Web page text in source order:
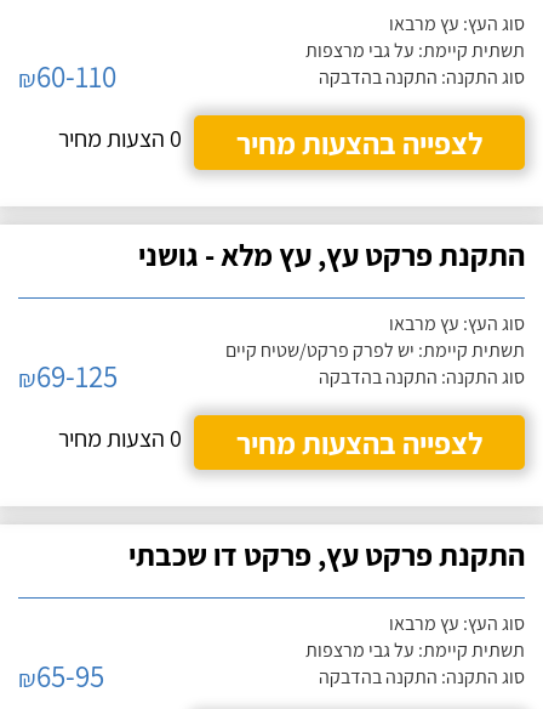
סוג העץ: עץ מרבאו
תשתית קיימת: על גבי מרצפות
סוג התקנה: התקנה בהדבקה
₪60-110
לצפייה בהצעות מחיר
0 הצעות מחיר
התקנת פרקט עץ, עץ מלא - גושני
סוג העץ: עץ מרבאו
תשתית קיימת: יש לפרק פרקט/שטיח קיים
סוג התקנה: התקנה בהדבקה
₪69-125
לצפייה בהצעות מחיר
0 הצעות מחיר
התקנת פרקט עץ, פרקט דו שכבתי
סוג העץ: עץ מרבאו
תשתית קיימת: על גבי מרצפות
סוג התקנה: התקנה בהדבקה
₪65-95